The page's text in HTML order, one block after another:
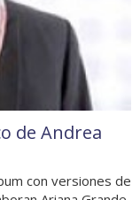
de Andrea
con versiones de